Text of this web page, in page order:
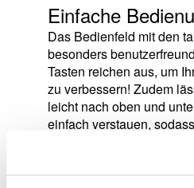
Einfache
Das Bedienfeld mit den
besonders
Tasten reichen aus, um
zu verbessern! Zudem
leicht nach oben und
einfach verstauen,
es auch auf Reisen